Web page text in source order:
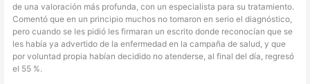
de una valoración más profunda, con un especialista para su tratamiento.
Comentó que en un principio muchos no tomaron en serio el diagnóstico,
pero cuando se les pidió les firmaran un escrito donde reconocían que se
les había ya advertido de la enfermedad en la campaña de salud, y que
por voluntad propia habían decidido no atenderse, al final del día, regresó
el 55 %.